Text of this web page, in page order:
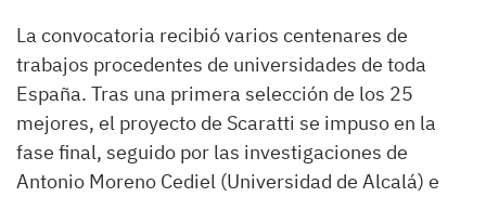
La convocatoria recibió varios centenares de
trabajos procedentes de universidades de toda
España. Tras una primera selección de los 25
mejores, el proyecto de Scaratti se impuso en la
fase final, seguido por las investigaciones de
Antonio Moreno Cediel (Universidad de Alcalá) e